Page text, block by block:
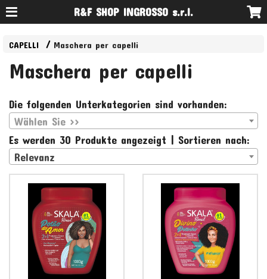
R&F SHOP INGROSSO s.r.l.
CAPELLI Maschera per capelli
Maschera per capelli
Die folgenden Unterkategorien sind vorhanden:
Wählen Sie >>
Es werden 30 Produkte angezeigt | Sortieren nach:
Relevanz